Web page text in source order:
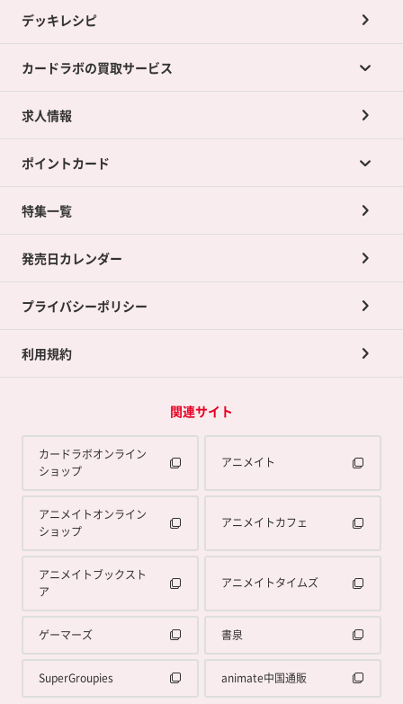
デッキレシピ
カードラボの買取サービス
カードラボの買取サービスTOP
店舗買取について
ネット買取について
買取承諾書について
求人情報
ポイントカード
ポイントカードTOP
ポイント交換景品
特集一覧
発売日カレンダー
プライバシーポリシー
利用規約
関連サイト
カードラボオンライン
ショップ
アニメイト
アニメイトオンライン
ショップ
アニメイトカフェ
アニメイトブックスト
ア
アニメイトタイムズ
ゲーマーズ 書泉
SuperGroupies animate中国通販